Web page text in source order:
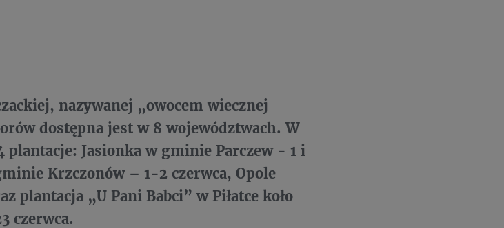
nazywanej „owocem wiecznej
dostępna jest w 8 województwach. W
plantacje: Jasionka w gminie Parczew - 1 i
Krzczonów – 1-2 czerwca, Opole
plantacja „U Pani Babci” w Piłatce koło
czerwca.